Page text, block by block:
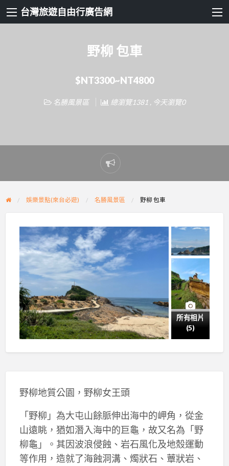
台灣旅遊自由行廣告網
野柳 包車
$NT3300~NT4800
名勝風景區 總瀏覽1381 , 今天瀏覽0
Report
problem
娛樂景點(來台必遊) 名勝風景區 野柳 包車
所有相片
(5)
野柳地質公園，野柳女王頭
「野柳」為大屯山餘脈伸出海中的岬角，從金
山遠眺，猶如潛入海中的巨龜，故又名為「野
柳龜」。其因波浪侵蝕、岩石風化及地殼運動
等作用，造就了海蝕洞溝、燭狀石、蕈狀岩、